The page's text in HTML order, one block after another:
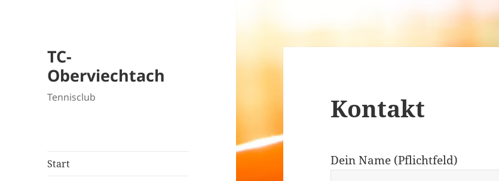
TC-
Oberviechtach
Tennisclub
Start
Kontakt
Dein Name (Pflichtfeld)